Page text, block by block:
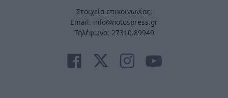
Στοιχεία επικοινωνίας:
Email. info@notospress.gr
Τηλέφωνο: 27310.89949